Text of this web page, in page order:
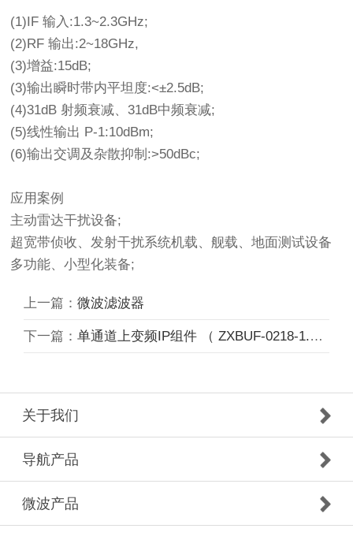
(1)IF 输入:1.3~2.3GHz;
(2)RF 输出:2~18GHz,
(3)增益:15dB;
(3)输出瞬时带内平坦度:<±2.5dB;
(4)31dB 射频衰减、31dB中频衰减;
(5)线性输出 P-1:10dBm;
(6)输出交调及杂散抑制:>50dBc;
应用案例
主动雷达干扰设备;
超宽带侦收、发射干扰系统机载、舰载、地面测试设备
多功能、小型化装备;
上一篇：微波滤波器
下一篇：单通道上变频IP组件 （ ZXBUF-0218-1.8A）
关于我们
导航产品
微波产品